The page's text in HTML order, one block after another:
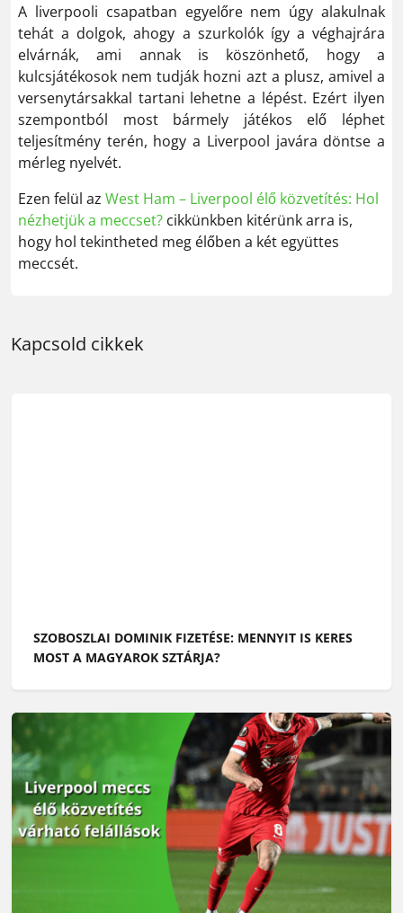
A liverpooli csapatban egyelőre nem úgy alakulnak
tehát a dolgok, ahogy a szurkolók így a véghajrára
elvárnák, ami annak is köszönhető, hogy a
kulcsjátékosok nem tudják hozni azt a plusz, amivel a
versenytársakkal tartani lehetne a lépést. Ezért ilyen
szempontból most bármely játékos elő léphet
teljesítmény terén, hogy a Liverpool javára döntse a
mérleg nyelvét.
Ezen felül az West Ham – Liverpool élő közvetítés: Hol
nézhetjük a meccset? cikkünkben kitérünk arra is,
hogy hol tekintheted meg élőben a két együttes
meccsét.
Kapcsold cikkek
SZOBOSZLAI DOMINIK FIZETÉSE: MENNYIT IS KERES
MOST A MAGYAROK SZTÁRJA?